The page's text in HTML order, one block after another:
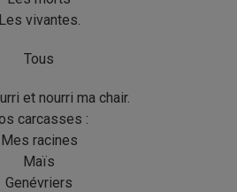
Les vivantes.
Tous
et nourri ma chair.
carcasses :
Mes racines
Maïs
Genévriers